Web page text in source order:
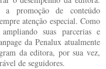
a promoção de conteúdo
atenção especial. Como
suas parcerias e
da Penalux atualmente
da editora, por sua vez,
de seguidores.